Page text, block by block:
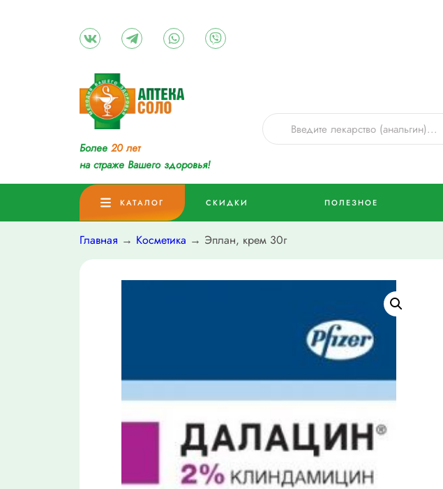
Более 20 лет
на страже Вашего здоровья!
КАТАЛОГ СКИДКИ ПОЛЕЗНОЕ
Главная → Косметика → Эплан, крем 30г